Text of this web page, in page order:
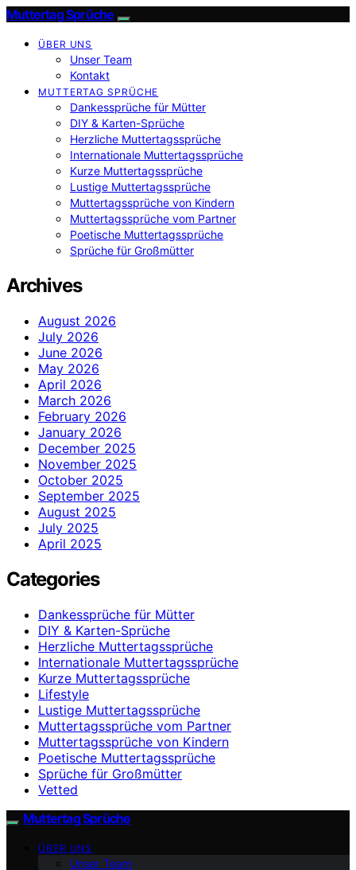
Muttertag Sprüche
ÜBER UNS
Unser Team
Kontakt
MUTTERTAG SPRÜCHE
Dankessprüche für Mütter
DIY & Karten-Sprüche
Herzliche Muttertagssprüche
Internationale Muttertagssprüche
Kurze Muttertagssprüche
Lustige Muttertagssprüche
Muttertagssprüche von Kindern
Muttertagssprüche vom Partner
Poetische Muttertagssprüche
Sprüche für Großmütter
Archives
August 2026
July 2026
June 2026
May 2026
April 2026
March 2026
February 2026
January 2026
December 2025
November 2025
October 2025
September 2025
August 2025
July 2025
April 2025
Categories
Dankessprüche für Mütter
DIY & Karten-Sprüche
Herzliche Muttertagssprüche
Internationale Muttertagssprüche
Kurze Muttertagssprüche
Lifestyle
Lustige Muttertagssprüche
Muttertagssprüche vom Partner
Muttertagssprüche von Kindern
Poetische Muttertagssprüche
Sprüche für Großmütter
Vetted
Muttertag Sprüche
ÜBER UNS
Unser Team